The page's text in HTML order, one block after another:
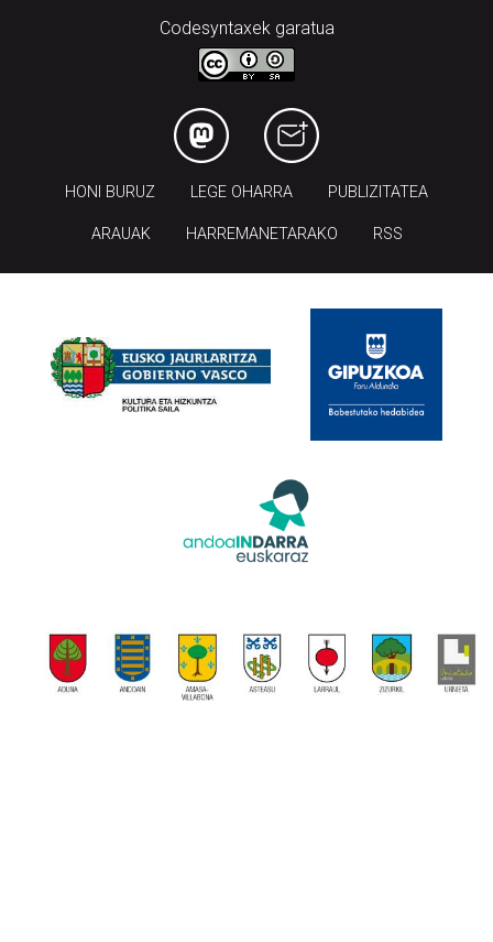
Codesyntaxek garatua
HONI BURUZ LEGE OHARRA PUBLIZITATEA
ARAUAK HARREMANETARAKO RSS